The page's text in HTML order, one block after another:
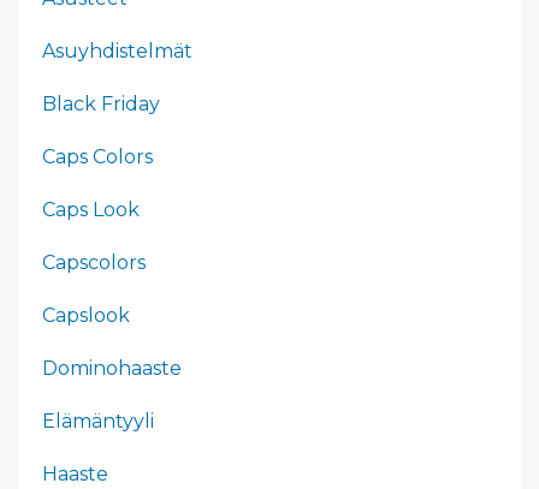
Asuyhdistelmät
Black Friday
Caps Colors
Caps Look
Capscolors
Capslook
Dominohaaste
Elämäntyyli
Haaste